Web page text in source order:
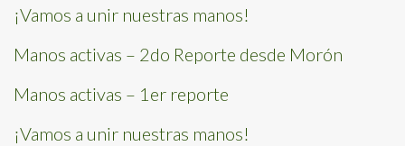
¡Vamos a unir nuestras manos!
Manos activas – 2do Reporte desde Morón
Manos activas – 1er reporte
¡Vamos a unir nuestras manos!